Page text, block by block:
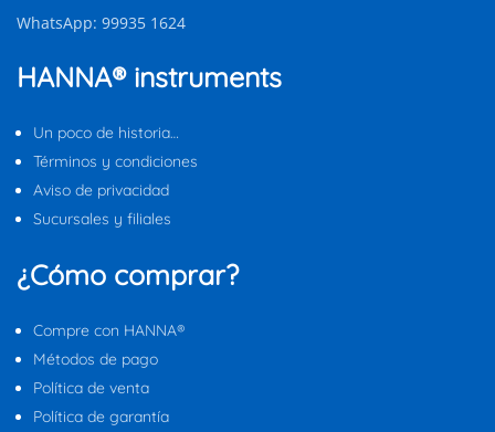
WhatsApp: 99935 1624
HANNA® instruments
Un poco de historia…
Términos y condiciones
Aviso de privacidad
Sucursales y filiales
¿Cómo comprar?
Compre con HANNA®
Métodos de pago
Política de venta
Política de garantía